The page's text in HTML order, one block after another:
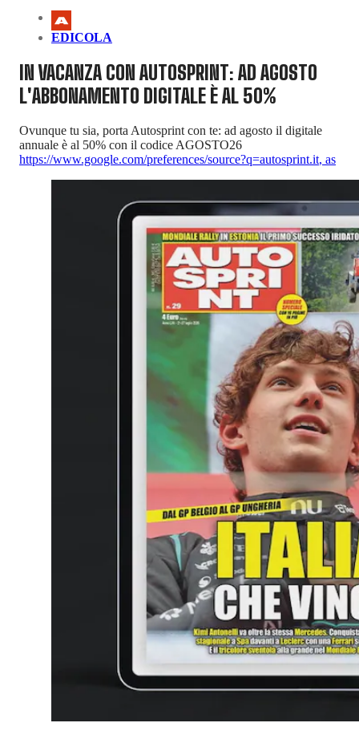
EDICOLA
IN VACANZA CON AUTOSPRINT: AD AGOSTO
L'ABBONAMENTO DIGITALE È AL 50%
Ovunque tu sia, porta Autosprint con te: ad agosto il digitale
annuale è al 50% con il codice AGOSTO26
https://www.google.com/preferences/source?q=autosprint.it, as